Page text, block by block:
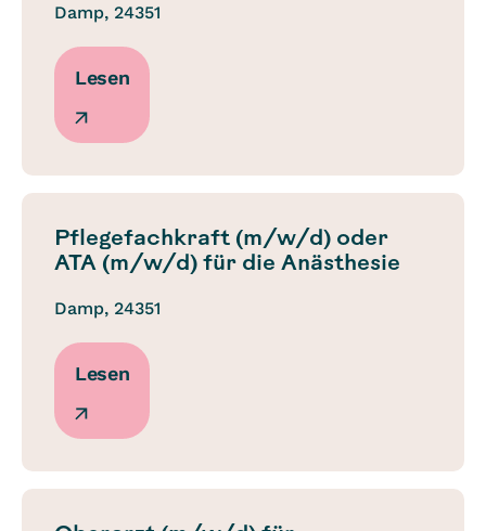
Damp, 24351
Lesen
Pflegefachkraft (m/w/d) oder
ATA (m/w/d) für die Anästhesie
Damp, 24351
Lesen